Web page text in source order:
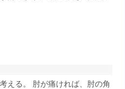
える。 肘が痛ければ、肘の角